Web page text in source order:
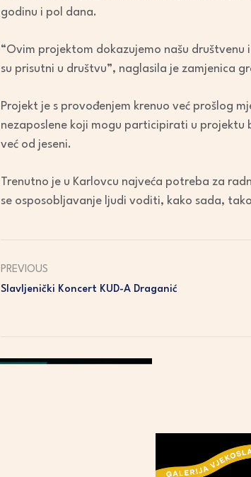
godinu i pol dana.
“Ovim projektom dokazujemo našu
su prisutni u društvu”, naglasila je zamjenica
Projekt je s provođenjem krenuo već prošlog
nezaposlene koji mogu participirati u
već od jeseni.
Trenutno je u Karlovcu najveća potreba za
se osposobljavanje ljudi voditi, kako sada,
PREVIOUS
Slavljenički Koncert KUD-A Draganić